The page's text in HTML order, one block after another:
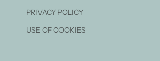
PRIVACY POLICY
USE OF COOKIES